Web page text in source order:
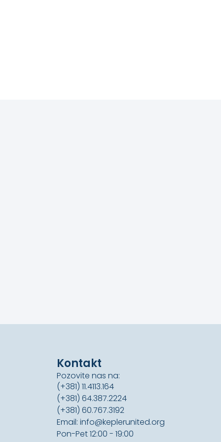
Kontakt
Pozovite nas na:
(+381) 11.4113.164
(+381) 64.387.2224
(+381) 60.767.3192
Email: info@keplerunited.org
Pon-Pet 12:00 - 19:00